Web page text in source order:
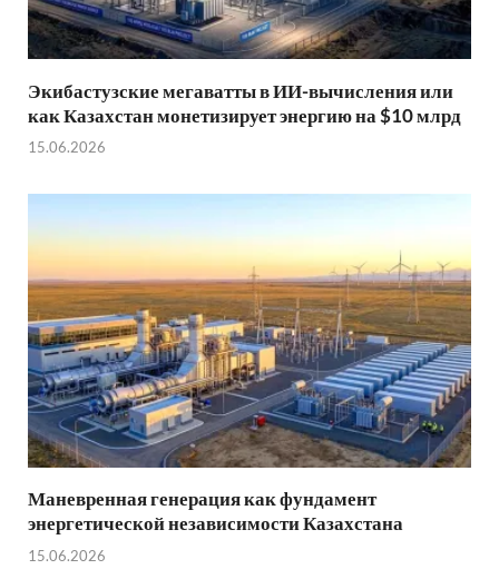
Экибастузские мегаватты в ИИ-вычисления или
как Казахстан монетизирует энергию на $10 млрд
15.06.2026
Маневренная генерация как фундамент
энергетической независимости Казахстана
15.06.2026